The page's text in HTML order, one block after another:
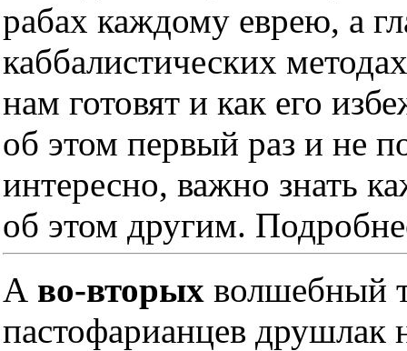
рабах каждому еврею, а
каббалистических
нам готовят и как его
об этом первый раз и не
интересно, важно знать
об этом другим.
А во-вторых волшебный
пастофарианцев друшлак